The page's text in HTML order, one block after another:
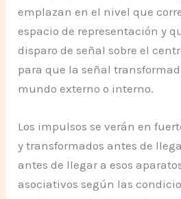
emplazan en el nivel que
espacio de representación y
disparo de señal sobre el
para que la señal
mundo externo o interno.
Los impulsos se verán en
y transformados antes de
antes de llegar a esos
asociativos según las